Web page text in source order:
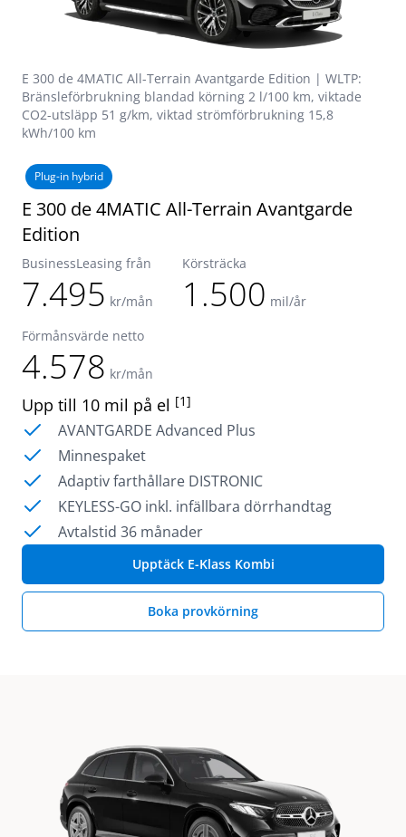
E 300 de 4MATIC All-Terrain Avantgarde Edition | WLTP:
Bränsleförbrukning blandad körning 2 l/100 km, viktade
CO2-utsläpp 51 g/km, viktad strömförbrukning 15,8
kWh/100 km
Plug-in hybrid
E 300 de 4MATIC All-Terrain Avantgarde
Edition
BusinessLeasing från
7.495 kr/mån
Körsträcka
1.500 mil/år
Förmånsvärde netto
4.578 kr/mån
Upp till 10 mil på el [1]
AVANTGARDE Advanced Plus
Minnespaket
Adaptiv farthållare DISTRONIC
KEYLESS-GO inkl. infällbara dörrhandtag
Avtalstid 36 månader
Upptäck E-Klass Kombi
Boka provkörning